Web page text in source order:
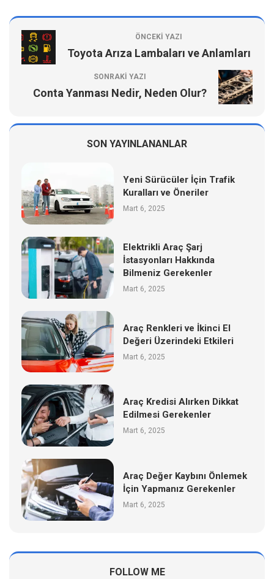
ÖNCEKI YAZI
Toyota Arıza Lambaları ve Anlamları
SONRAKI YAZI
Conta Yanması Nedir, Neden Olur?
SON YAYINLANANLAR
Yeni Sürücüler İçin Trafik
Kuralları ve Öneriler
Mart 6, 2025
Elektrikli Araç Şarj
İstasyonları Hakkında
Bilmeniz Gerekenler
Mart 6, 2025
Araç Renkleri ve İkinci El
Değeri Üzerindeki Etkileri
Mart 6, 2025
Araç Kredisi Alırken Dikkat
Edilmesi Gerekenler
Mart 6, 2025
Araç Değer Kaybını Önlemek
İçin Yapmanız Gerekenler
Mart 6, 2025
FOLLOW ME